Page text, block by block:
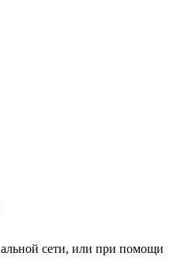
сети, или при помощи